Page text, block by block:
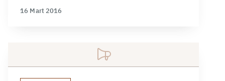
16 Mart 2016